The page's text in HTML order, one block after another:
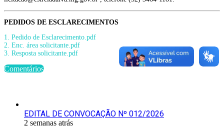
PEDIDOS DE ESCLARECIMENTOS
1. Pedido de Esclarecimento.pdf
2. Enc. área solicitante.pdf
3. Resposta solicitante.pdf
Comentários
EDITAL DE CONVOCAÇÃO Nº 012/2026
2 semanas atrás